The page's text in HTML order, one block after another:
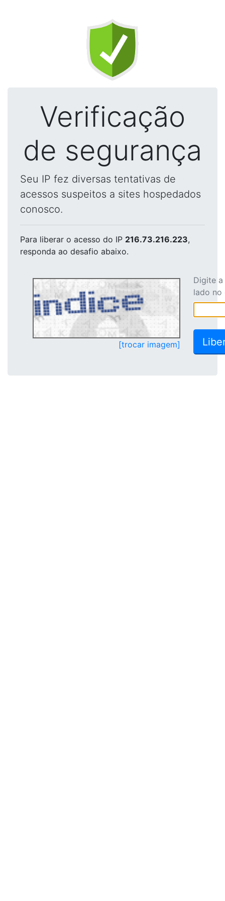
Verificação
de segurança
Seu IP fez diversas tentativas de
acessos suspeitos a sites hospedados
conosco.
Para liberar o acesso do IP 216.73.216.223,
responda ao desafio abaixo.
[trocar imagem]
Digite
lado no